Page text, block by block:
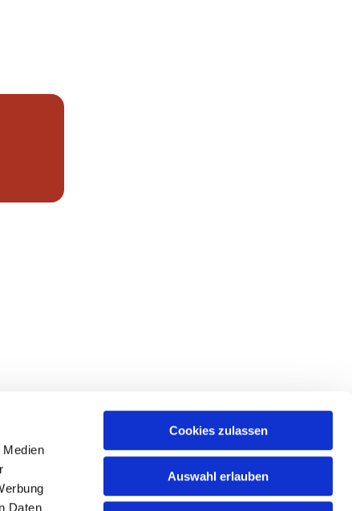
Daten
Cookies zulassen
Auswahl erlauben